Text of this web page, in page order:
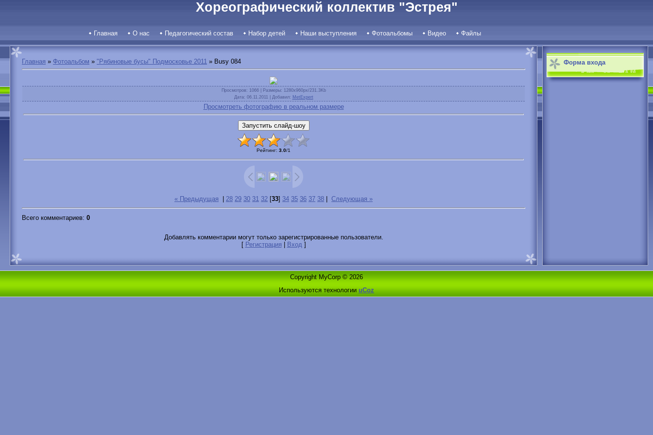
Хореографический коллектив "Эстрея"
Главная О нас Педагогический состав Набор детей Наши выступления Фотоальбомы Видео Файлы
Главная » Фотоальбом » "Рябиновые бусы" Подмосковье 2011 » Busy 084
Просмотров: 1066 | Размеры: 1280x960px/231.3Kb
Дата: 06.11.2011 | Добавил: MetExpert
Просмотреть фотографию в реальном размере
Рейтинг: 3.0/1
« Предыдущая 28 29 30 31 32 [33] 34 35 36 37 38 Следующая »
Всего комментариев: 0
Добавлять комментарии могут только зарегистрированные пользователи.
[ Регистрация Вход]
Форма входа
Copyright MyCorp © 2026
Используются технологииuCoz